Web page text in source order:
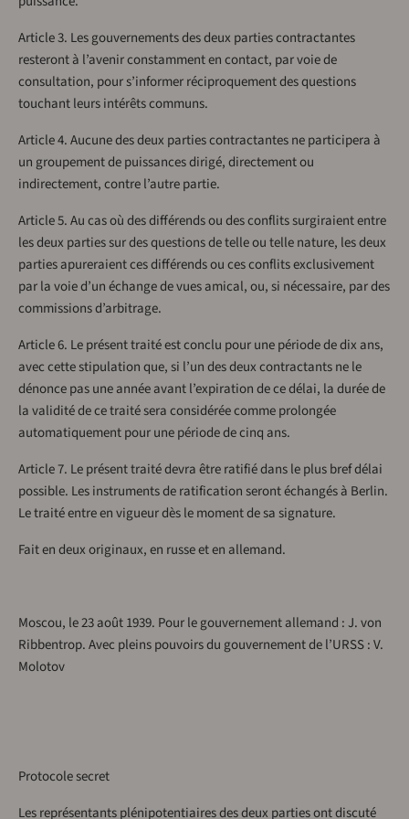
Article 3. Les gouvernements des deux parties contractantes
resteront à l’avenir constamment en contact, par voie de
consultation, pour s’informer réciproquement des questions
touchant leurs intérêts communs.
Article 4. Aucune des deux parties contractantes ne participera à
un groupement de puissances dirigé, directement ou
indirectement, contre l’autre partie.
Article 5. Au cas où des différends ou des conflits surgiraient entre
les deux parties sur des questions de telle ou telle nature, les deux
parties apureraient ces différends ou ces conflits exclusivement
par la voie d’un échange de vues amical, ou, si nécessaire, par des
commissions d’arbitrage.
Article 6. Le présent traité est conclu pour une période de dix ans,
avec cette stipulation que, si l’un des deux contractants ne le
dénonce pas une année avant l’expiration de ce délai, la durée de
la validité de ce traité sera considérée comme prolongée
automatiquement pour une période de cinq ans.
Article 7. Le présent traité devra être ratifié dans le plus bref délai
possible. Les instruments de ratification seront échangés à Berlin.
Le traité entre en vigueur dès le moment de sa signature.
Fait en deux originaux, en russe et en allemand.
Moscou, le 23 août 1939. Pour le gouvernement allemand : J. von
Ribbentrop. Avec pleins pouvoirs du gouvernement de l’URSS : V.
Molotov
Protocole secret
Les représentants plénipotentiaires des deux parties ont discuté